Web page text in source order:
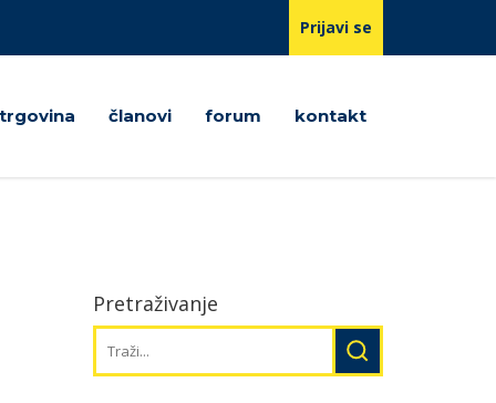
Prijavi se
trgovina članovi forum kontakt
Pretraživanje